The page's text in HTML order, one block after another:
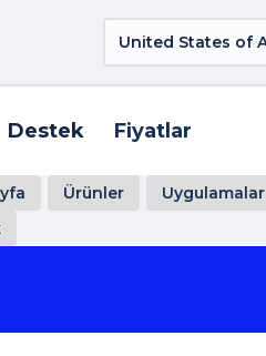
Destek Fiyatlar
Ürünler Uygulamalar